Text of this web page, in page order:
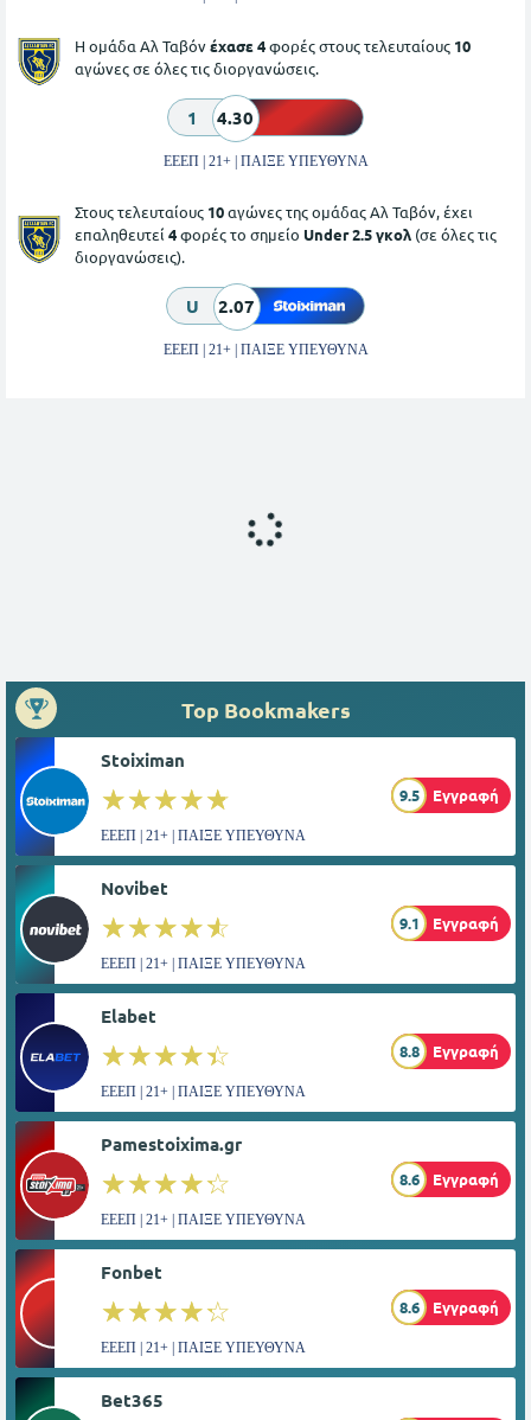
Η ομάδα Αλ Ταβόνέχασε 4φορές στους τελευταίους 10
αγώνες σε όλες τις διοργανώσεις.
1 4.30
ΕΕΕΠ | 21+ | ΠΑΙΞΕ ΥΠΕΥΘΥΝΑ
Στους τελευταίους 10αγώνες της ομάδας Αλ Ταβόν, έχει
επαληθευτεί 4φορές το σημείο Under 2.5 γκολ (σε όλες τις
διοργανώσεις).
U 2.07
ΕΕΕΠ | 21+ | ΠΑΙΞΕ ΥΠΕΥΘΥΝΑ
Top Bookmakers
Stoiximan
☆☆☆☆☆
★★★★★ 9.5 Εγγραφή
ΕΕΕΠ | 21+ | ΠΑΙΞΕ ΥΠΕΥΘΥΝΑ
Novibet
☆☆☆☆☆
★★★★★ 9.1 Εγγραφή
ΕΕΕΠ | 21+ | ΠΑΙΞΕ ΥΠΕΥΘΥΝΑ
Elabet
☆☆☆☆☆
★★★★★ 8.8 Εγγραφή
ΕΕΕΠ | 21+ | ΠΑΙΞΕ ΥΠΕΥΘΥΝΑ
Pamestoixima.gr
☆☆☆☆☆
★★★★★ 8.6 Εγγραφή
ΕΕΕΠ | 21+ | ΠΑΙΞΕ ΥΠΕΥΘΥΝΑ
Fonbet
☆☆☆☆☆
★★★★★ 8.6 Εγγραφή
ΕΕΕΠ | 21+ | ΠΑΙΞΕ ΥΠΕΥΘΥΝΑ
Bet365